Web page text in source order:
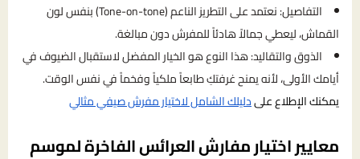
التفاصيل: نعتمد على التطريز الناعم (Tone-on-tone) بنفس لون
القماش، ليعطي جمالاً هادئاً للمفرش دون مبالغة.
الذوق والتقاليد: هذا النوع هو الخيار المفضل لاستقبال الضيوف في
أيامك الأولى، لأنه يمنح غرفتكِ طابعاً ملكياً وفخماً في نفس الوقت.
يمكنك الإطلاع علىدليلك الشامل لاختيار مفرش صيفي مثالي
معايير اختيار مفارش العرائس الفاخرة لموسم